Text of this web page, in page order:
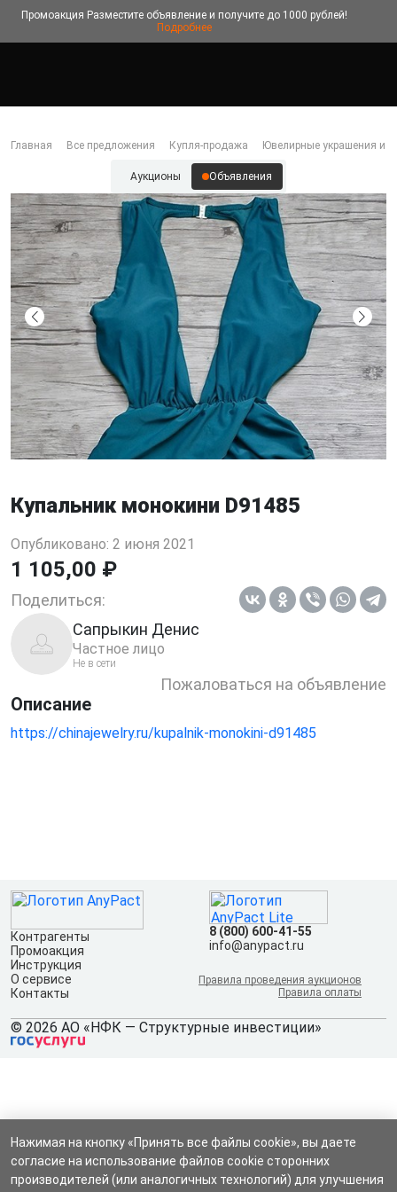
Промоакция Разместите объявление и получите до 1000 рублей!
Подробнее
Главная Все предложения Купля-продажа Ювелирные украшения и
Аукционы Объявления
Купальник монокини D91485
Опубликовано: 2 июня 2021
1 105,00 ₽
Поделиться:
Сапрыкин Денис
Частное лицо
Не в сети
Пожаловаться на объявление
Описание
https://chinajewelry.ru/kupalnik-monokini-d91485
Контрагенты
Промоакция
Инструкция
О сервисе
Контакты
8 (800) 600-41-55
info@anypact.ru
Правила проведения аукционов
Правила оплаты
© 2026 АО «НФК — Структурные инвестиции»
Нажимая на кнопку «Принять все файлы cookie», вы даете
согласие на использование файлов cookie сторонних
производителей (или аналогичных технологий) для улучшения